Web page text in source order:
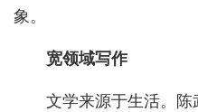
象。
宽领域写作
文学来源于生活。陈